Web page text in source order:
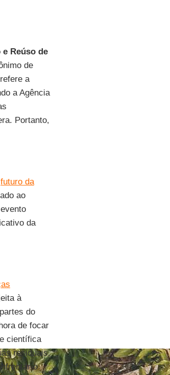
Reúso de
de
a
a Agência
Portanto,
futuro da
ao
da
à
do
de focar
científica
residuais,
o